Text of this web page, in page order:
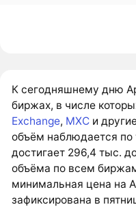
К сегодняшнему дню
биржах, в числе
Exchange, MXC и
объём наблюдается по
достигает 296,4 тыс.
объёма по всем
минимальная цена на
зафиксирована в